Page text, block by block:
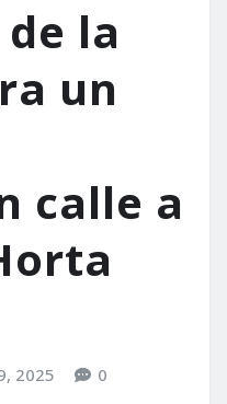
la
un
calle a
2025 0